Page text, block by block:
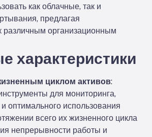
как облачные, так и
предлагая
различным организационным
характеристики
циклом активов:
для мониторинга,
оптимального использования
всего их жизненного цикла
непрерывности работы и